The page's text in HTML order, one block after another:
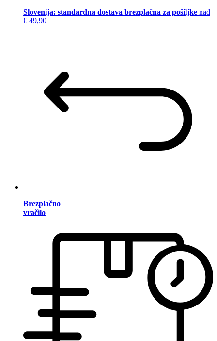
Slovenija: standardna dostava brezplačna za pošiljke nad
€ 49,90
Brezplačno
vračilo